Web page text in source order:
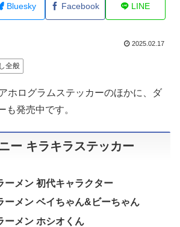
Bluesky Facebook LINE
2025.02.17
全般
ホログラムステッカーのほかに、ダ
も発売中です。
ー キラキラステッカー
ーメン 初代キャラクター
ーメン ベイちゃん&ビーちゃん
ーメン ホシオくん